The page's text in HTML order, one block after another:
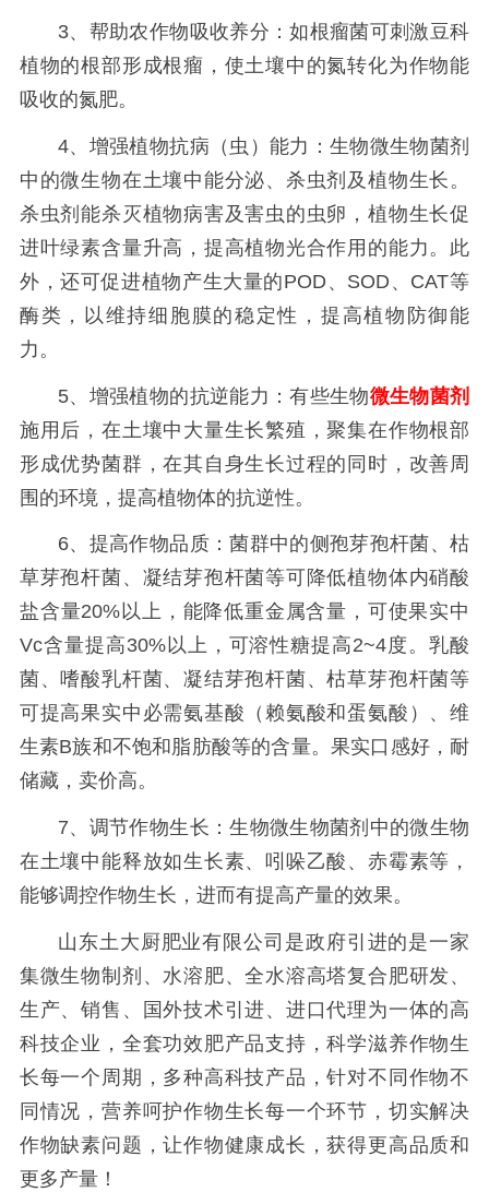
3、帮助农作物吸收养分：如根瘤菌可刺激豆科
植物的根部形成根瘤，使土壤中的氮转化为作物能
吸收的氮肥。
4、增强植物抗病（虫）能力：生物微生物菌剂
中的微生物在土壤中能分泌、杀虫剂及植物生长。
杀虫剂能杀灭植物病害及害虫的虫卵，植物生长促
进叶绿素含量升高，提高植物光合作用的能力。此
外，还可促进植物产生大量的POD、SOD、CAT等
酶类，以维持细胞膜的稳定性，提高植物防御能
力。
5、增强植物的抗逆能力：有些生物微生物菌剂
施用后，在土壤中大量生长繁殖，聚集在作物根部
形成优势菌群，在其自身生长过程的同时，改善周
围的环境，提高植物体的抗逆性。
6、提高作物品质：菌群中的侧孢芽孢杆菌、枯
草芽孢杆菌、凝结芽孢杆菌等可降低植物体内硝酸
盐含量20%以上，能降低重金属含量，可使果实中
Vc含量提高30%以上，可溶性糖提高2~4度。乳酸
菌、嗜酸乳杆菌、凝结芽孢杆菌、枯草芽孢杆菌等
可提高果实中必需氨基酸（赖氨酸和蛋氨酸）、维
生素B族和不饱和脂肪酸等的含量。果实口感好，耐
储藏，卖价高。
7、调节作物生长：生物微生物菌剂中的微生物
在土壤中能释放如生长素、吲哚乙酸、赤霉素等，
能够调控作物生长，进而有提高产量的效果。
山东土大厨肥业有限公司是政府引进的是一家
集微生物制剂、水溶肥、全水溶高塔复合肥研发、
生产、销售、国外技术引进、进口代理为一体的高
科技企业，全套功效肥产品支持，科学滋养作物生
长每一个周期，多种高科技产品，针对不同作物不
同情况，营养呵护作物生长每一个环节，切实解决
作物缺素问题，让作物健康成长，获得更高品质和
更多产量！